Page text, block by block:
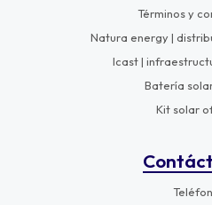
Términos y
Natura energy |
Icast |
Batería
Kit solar